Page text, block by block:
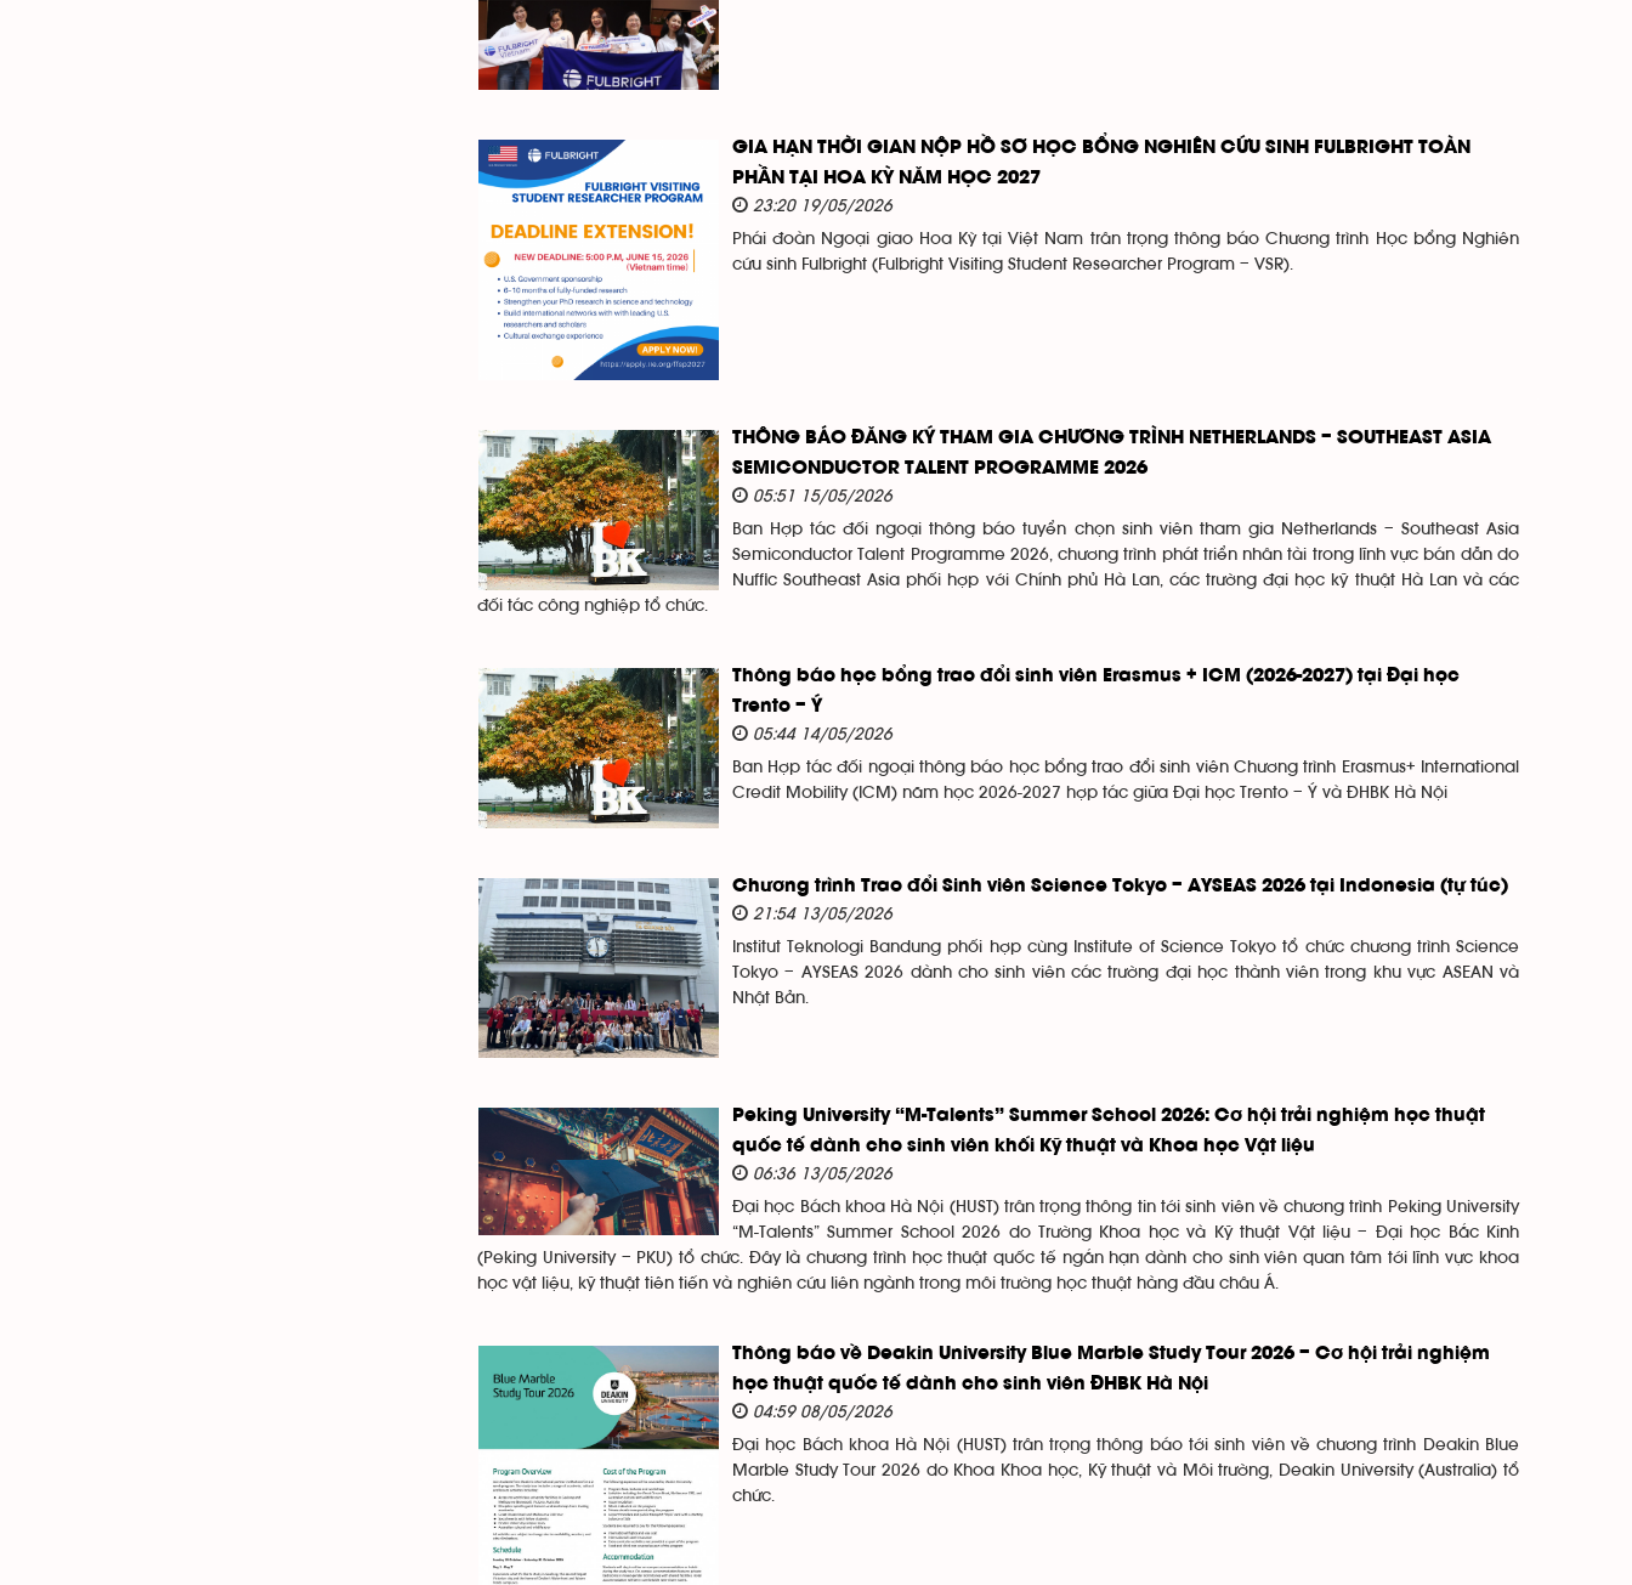
GIA HẠN THỜI GIAN NỘP HỒ SƠ HỌC BỔNG NGHIÊN CỨU SINH FULBRIGHT TOÀN
PHẦN TẠI HOA KỲ NĂM HỌC 2027
23:20 19/05/2026
Phái đoàn Ngoại giao Hoa Kỳ tại Việt Nam trân trọng thông báo Chương trình Học bổng Nghiên
cứu sinh Fulbright (Fulbright Visiting Student Researcher Program – VSR).
THÔNG BÁO ĐĂNG KÝ THAM GIA CHƯƠNG TRÌNH NETHERLANDS – SOUTHEAST ASIA
SEMICONDUCTOR TALENT PROGRAMME 2026
05:51 15/05/2026
Ban Hợp tác đối ngoại thông báo tuyển chọn sinh viên tham gia Netherlands – Southeast Asia
Semiconductor Talent Programme 2026, chương trình phát triển nhân tài trong lĩnh vực bán dẫn do
Nuffic Southeast Asia phối hợp với Chính phủ Hà Lan, các trường đại học kỹ thuật Hà Lan và các
đối tác công nghiệp tổ chức.
Thông báo học bổng trao đổi sinh viên Erasmus + ICM (2026-2027) tại Đại học
Trento – Ý
05:44 14/05/2026
Ban Hợp tác đối ngoại thông báo học bổng trao đổi sinh viên Chương trình Erasmus+ International
Credit Mobility (ICM) năm học 2026-2027 hợp tác giữa Đại học Trento – Ý và ĐHBK Hà Nội
Chương trình Trao đổi Sinh viên Science Tokyo – AYSEAS 2026 tại Indonesia (tự túc)
21:54 13/05/2026
Institut Teknologi Bandung phối hợp cùng Institute of Science Tokyo tổ chức chương trình Science
Tokyo – AYSEAS 2026 dành cho sinh viên các trường đại học thành viên trong khu vực ASEAN và
Nhật Bản.
Peking University “M-Talents” Summer School 2026: Cơ hội trải nghiệm học thuật
quốc tế dành cho sinh viên khối Kỹ thuật và Khoa học Vật liệu
06:36 13/05/2026
Đại học Bách khoa Hà Nội (HUST) trân trọng thông tin tới sinh viên về chương trình Peking University
“M-Talents” Summer School 2026 do Trường Khoa học và Kỹ thuật Vật liệu – Đại học Bắc Kinh
(Peking University – PKU) tổ chức. Đây là chương trình học thuật quốc tế ngắn hạn dành cho sinh viên quan tâm tới lĩnh vực khoa
học vật liệu, kỹ thuật tiên tiến và nghiên cứu liên ngành trong môi trường học thuật hàng đầu châu Á.
Thông báo về Deakin University Blue Marble Study Tour 2026 – Cơ hội trải nghiệm
học thuật quốc tế dành cho sinh viên ĐHBK Hà Nội
04:59 08/05/2026
Đại học Bách khoa Hà Nội (HUST) trân trọng thông báo tới sinh viên về chương trình Deakin Blue
Marble Study Tour 2026 do Khoa Khoa học, Kỹ thuật và Môi trường, Deakin University (Australia) tổ
chức.